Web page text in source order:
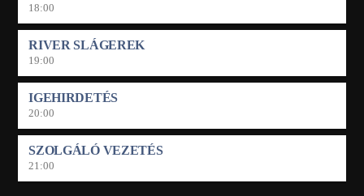
18:00
RIVER SLÁGEREK
19:00
IGEHIRDETÉS
20:00
SZOLGÁLÓ VEZETÉS
21:00